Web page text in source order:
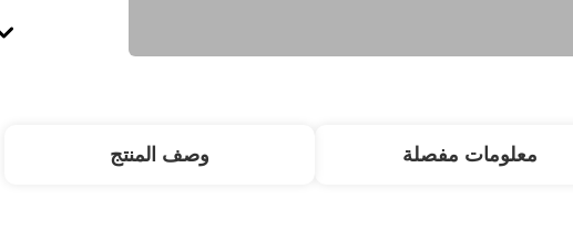
معلومات مفصلة وصف المنتج